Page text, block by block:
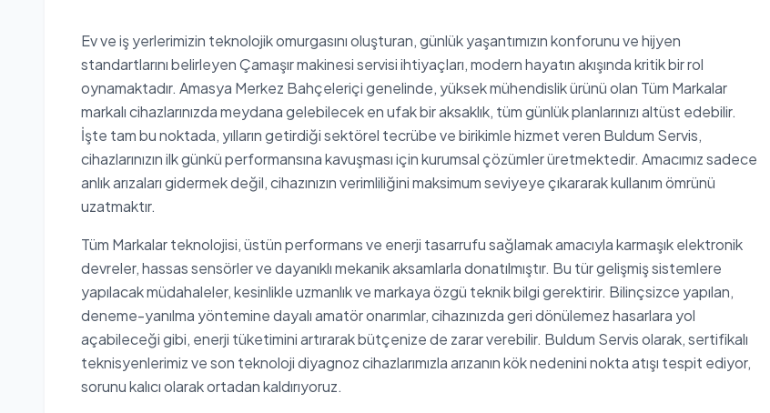
Ev ve iş yerlerimizin teknolojik omurgasını oluşturan, günlük yaşantımızın konforunu ve hijyen
standartlarını belirleyen Çamaşır makinesi servisi ihtiyaçları, modern hayatın akışında kritik bir rol
oynamaktadır. Amasya Merkez Bahçeleriçi genelinde, yüksek mühendislik ürünü olan Tüm Markalar
markalı cihazlarınızda meydana gelebilecek en ufak bir aksaklık, tüm günlük planlarınızı altüst edebilir.
İşte tam bu noktada, yılların getirdiği sektörel tecrübe ve birikimle hizmet veren Buldum Servis,
cihazlarınızın ilk günkü performansına kavuşması için kurumsal çözümler üretmektedir. Amacımız sadece
anlık arızaları gidermek değil, cihazınızın verimliliğini maksimum seviyeye çıkararak kullanım ömrünü
uzatmaktır.
Tüm Markalar teknolojisi, üstün performans ve enerji tasarrufu sağlamak amacıyla karmaşık elektronik
devreler, hassas sensörler ve dayanıklı mekanik aksamlarla donatılmıştır. Bu tür gelişmiş sistemlere
yapılacak müdahaleler, kesinlikle uzmanlık ve markaya özgü teknik bilgi gerektirir. Bilinçsizce yapılan,
deneme-yanılma yöntemine dayalı amatör onarımlar, cihazınızda geri dönülemez hasarlara yol
açabileceği gibi, enerji tüketimini artırarak bütçenize de zarar verebilir. Buldum Servis olarak, sertifikalı
teknisyenlerimiz ve son teknoloji diyagnoz cihazlarımızla arızanın kök nedenini nokta atışı tespit ediyor,
sorunu kalıcı olarak ortadan kaldırıyoruz.